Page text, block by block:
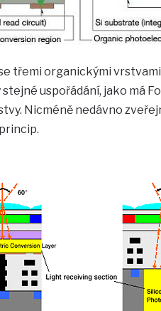
třemi organickými
uspořádání, jako má
Nicméně nedávno